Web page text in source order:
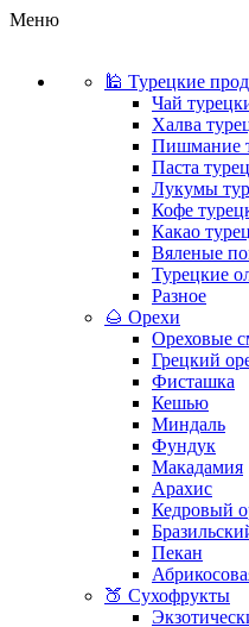
Меню
🕌 Турецкие
Чай
Халва
Пишмание
Паста
Лукумы
Кофе
Какао
Вяленые
Турецкие
Разное
🌰 Орехи
Ореховые
Грецкий
Фисташка
Кешью
Миндаль
Фундук
Макадамия
Арахис
Кедровый
Пекан
🍑 Сухофрукты